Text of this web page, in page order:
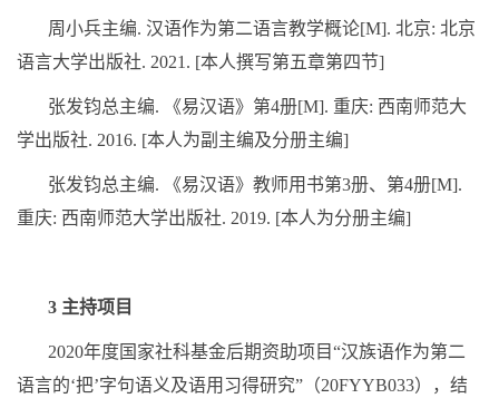
周小兵主编. 汉语作为第二语言教学概论[M]. 北京: 北京
语言大学出版社. 2021. [本人撰写第五章第四节]
张发钧总主编. 《易汉语》第4册[M]. 重庆: 西南师范大
学出版社. 2016. [本人为副主编及分册主编]
张发钧总主编. 《易汉语》教师用书第3册、第4册[M].
重庆: 西南师范大学出版社. 2019. [本人为分册主编]
3 主持项目
2020年度国家社科基金后期资助项目“汉族语作为第二
语言的‘把’字句语义及语用习得研究”（20FYYB033），结